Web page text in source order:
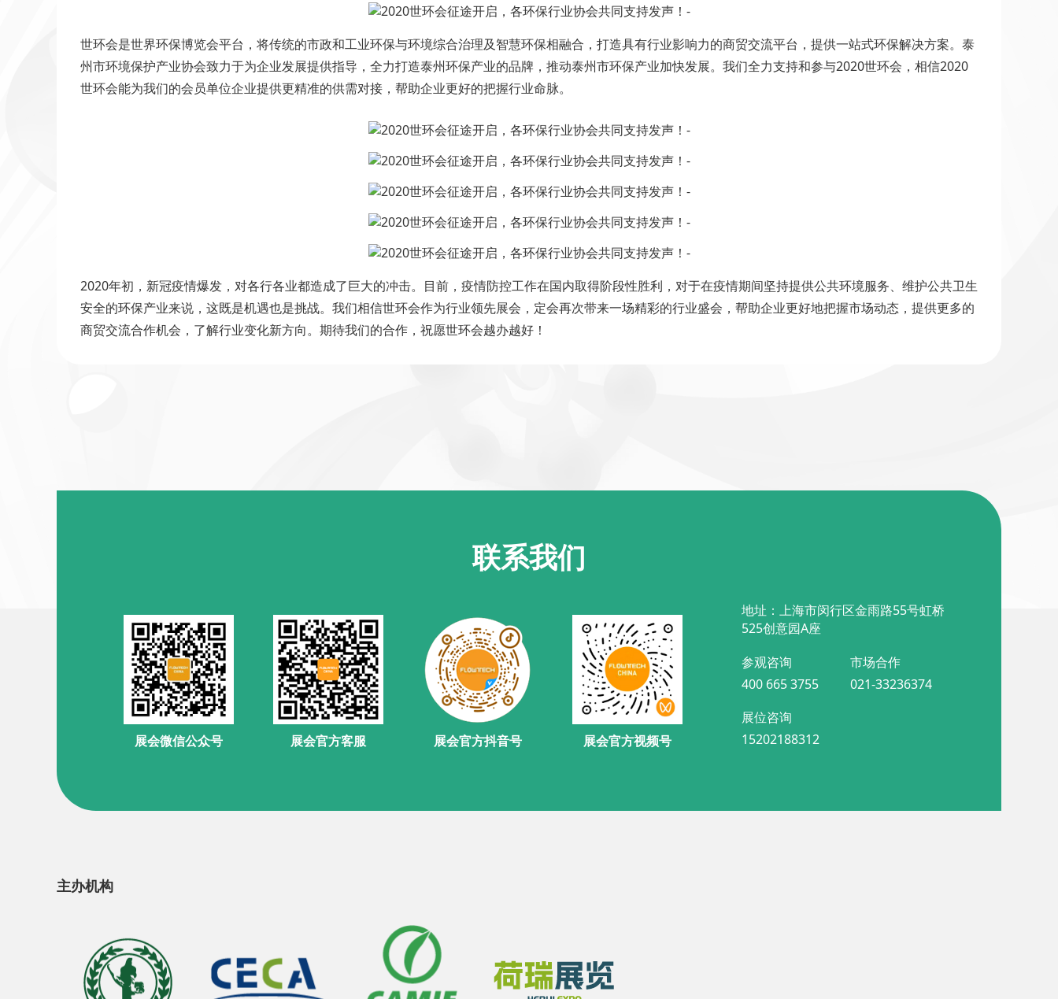
世环会是世界环保博览会平台，将传统的市政和工业环保与环境综合治理及智慧环保相融合，打造具有行业影响力的商贸交流平台，提供一站式环保解决方案。泰
州市环境保护产业协会致力于为企业发展提供指导，全力打造泰州环保产业的品牌，推动泰州市环保产业加快发展。我们全力支持和参与2020世环会，相信2020
世环会能为我们的会员单位企业提供更精准的供需对接，帮助企业更好的把握行业命脉。
2020年初，新冠疫情爆发，对各行各业都造成了巨大的冲击。目前，疫情防控工作在国内取得阶段性胜利，对于在疫情期间坚持提供公共环境服务、维护公共卫生
安全的环保产业来说，这既是机遇也是挑战。我们相信世环会作为行业领先展会，定会再次带来一场精彩的行业盛会，帮助企业更好地把握市场动态，提供更多的
商贸交流合作机会，了解行业变化新方向。期待我们的合作，祝愿世环会越办越好！
联系我们
展会微信公众号 展会官方客服 展会官方抖音号 展会官方视频号
地址：上海市闵行区金雨路55号虹桥
525创意园A座
参观咨询
400 665 3755
市场合作
021-33236374
展位咨询
15202188312
主办机构